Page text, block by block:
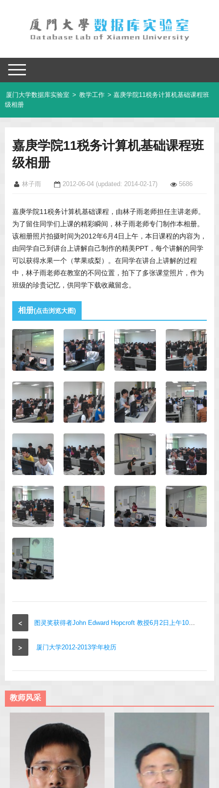
厦门大学数据库实验室 > 教学工作 > 嘉庚学院11税务计算机基础课程班
级相册
嘉庚学院11税务计算机基础课程班
级相册
林子雨 2012-06-04 (updated: 2014-02-17) 5686
嘉庚学院11税务计算机基础课程，由林子雨老师担任主讲老师。
为了留住同学们上课的精彩瞬间，林子雨老师专门制作本相册。
该相册照片拍摄时间为2012年6月4日上午，本日课程的内容为，
由同学自己到讲台上讲解自己制作的精美PPT，每个讲解的同学
可以获得水果一个（苹果或梨）。在同学在讲台上讲解的过程
中，林子雨老师在教室的不同位置，拍下了多张课堂照片，作为
班级的珍贵记忆，供同学下载收藏留念。
相册(点击浏览大图)
<
> 厦门大学2012-2013学年校历
教师风采